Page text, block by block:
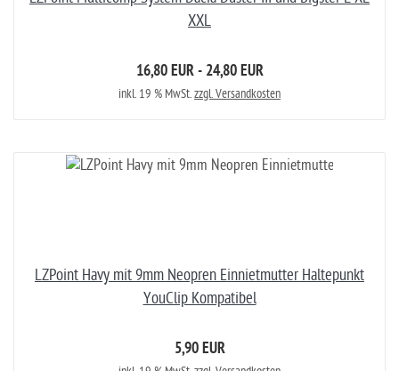
XXL
16,80 EUR - 24,80 EUR
inkl. 19 % MwSt.zzgl. Versandkosten
LZPoint Havy mit 9mm Neopren Einnietmutter Haltepunkt
YouClip Kompatibel
5,90 EUR